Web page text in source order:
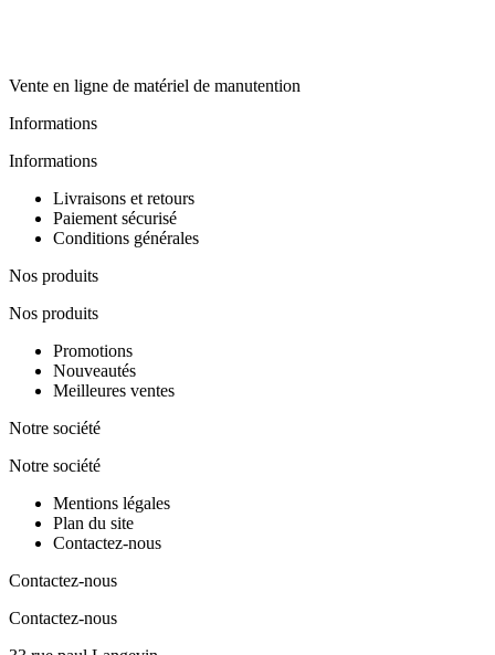
Vente en ligne de matériel de manutention
Informations
Informations
Livraisons et retours
Paiement sécurisé
Conditions générales
Nos produits
Nos produits
Promotions
Nouveautés
Meilleures ventes
Notre société
Notre société
Mentions légales
Plan du site
Contactez-nous
Contactez-nous
Contactez-nous